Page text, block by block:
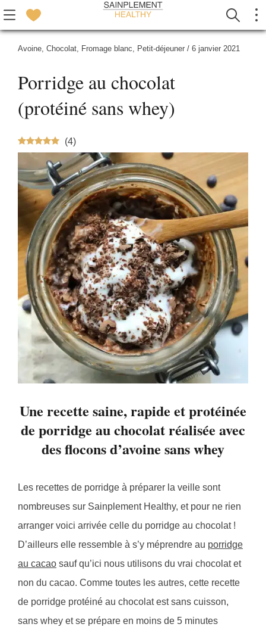
Avoine, Chocolat, Fromage blanc, Petit-déjeuner / 6 janvier 2021
Porridge au chocolat
(protéiné sans whey)
(4)
Une recette saine, rapide et protéinée
de porridge au chocolat réalisée avec
des flocons d’avoine sans whey
Les recettes de porridge à préparer la veille sont
nombreuses sur Sainplement Healthy, et pour ne rien
arranger voici arrivée celle du porridge au chocolat !
D’ailleurs elle ressemble à s’y méprendre au porridge
au cacao sauf qu’ici nous utilisons du vrai chocolat et
non du cacao. Comme toutes les autres, cette recette
de porridge protéiné au chocolat est sans cuisson,
sans whey et se prépare en moins de 5 minutes